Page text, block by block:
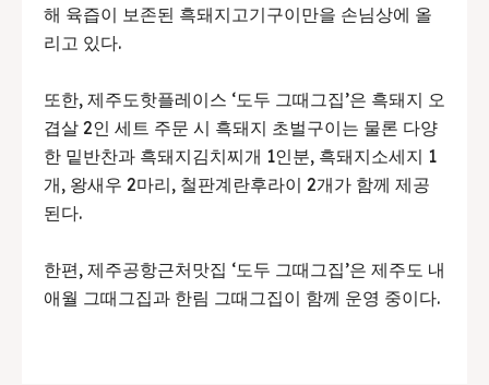
해 육즙이 보존된 흑돼지고기구이만을 손님상에 올
리고 있다.
또한, 제주도핫플레이스 ‘도두 그때그집’은 흑돼지 오
겹살 2인 세트 주문 시 흑돼지 초벌구이는 물론 다양
한 밑반찬과 흑돼지김치찌개 1인분, 흑돼지소세지 1
개, 왕새우 2마리, 철판계란후라이 2개가 함께 제공
된다.
한편, 제주공항근처맛집 ‘도두 그때그집’은 제주도 내
애월 그때그집과 한림 그때그집이 함께 운영 중이다.